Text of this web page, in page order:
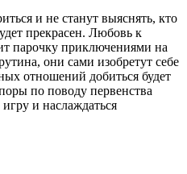
и не станут выяснять, кто
прекрасен. Любовь к
парочку приключениями на
они сами изобретут себе
отношений добиться будет
по поводу первенства
и наслаждаться